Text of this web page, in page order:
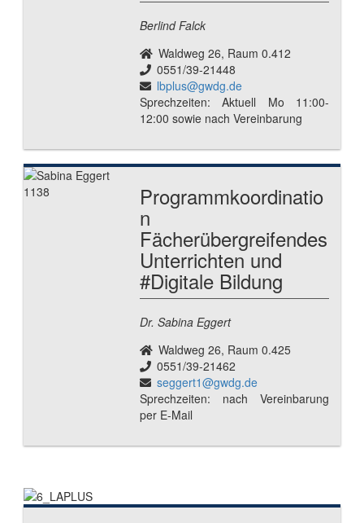
Berlind Falck
Waldweg 26, Raum 0.412
0551/39-21448
lbplus@gwdg.de
Sprechzeiten: Aktuell Mo 11:00-
12:00 sowie nach Vereinbarung
Programmkoordinatio
n
Fächerübergreifendes
Unterrichten und
#Digitale Bildung
Dr. Sabina Eggert
Waldweg 26, Raum 0.425
0551/39-21462
seggert1@gwdg.de
Sprechzeiten: nach Vereinbarung
per E-Mail